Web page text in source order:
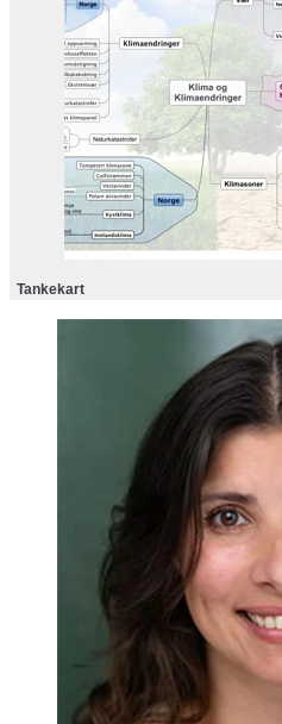
Tankekart